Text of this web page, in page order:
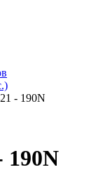
- 190N
190N